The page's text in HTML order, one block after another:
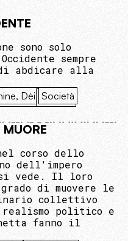
sono solo
sempre
abdicare alla
Dèi Società
MUORE
corso dello
dell'impero
vede. Il loro
di muovere le
collettivo
politico e
fanno il